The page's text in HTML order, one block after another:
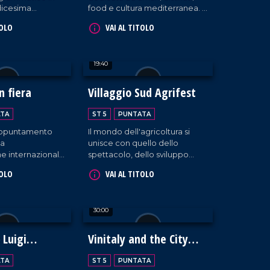
l'iniziativa
della
come
e valore
culturale,
food e cultura mediterranea. A
'Sun Spirit'.
VAI AL TITOLO
fiera
internazionale
19:40
Villaggio Sud Agrifest
ST 5 PUNTATA
Il mondo dell'agricoltura si
unisce con quello dello
spettacolo, dello sviluppo
etico, dando vita a un grande
VAI AL TITOLO
30:00
Vinitaly and the City
Parte II
ST 5 PUNTATA